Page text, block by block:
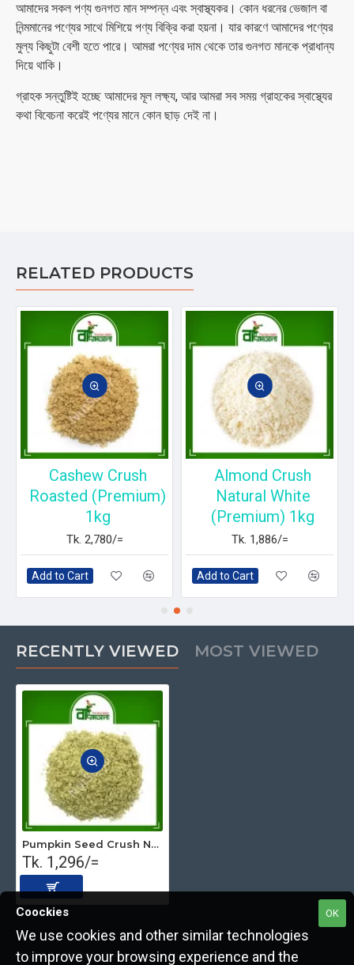
আমাদের সকল পণ্য গুনগত মান সম্পন্ন এবং স্বাস্থ্যকর। কোন ধরনের ভেজাল বা
নিন্মমানের পণ্যের সাথে মিশিয়ে পণ্য বিক্রি করা হয়না। যার কারণে আমাদের পণ্যের
মুল্য কিছুটা বেশী হতে পারে। আমরা পণ্যের দাম থেকে তার গুনগত মানকে প্রাধান্য
দিয়ে থাকি।
গ্রাহক সন্তুষ্টিই হচ্ছে আমাদের মূল লক্ষ্য, আর আমরা সব সময় গ্রাহকের স্বাস্থ্যের
কথা বিবেচনা করেই পণ্যের মানে কোন ছাড় দেই না।
RELATED PRODUCTS
Cashew Crush
Roasted (Premium)
1kg
Tk. 2,780/=
Add to Cart
Almond Crush
Natural White
(Premium) 1kg
Tk. 1,886/=
Add to Cart
RECENTLY VIEWED MOST VIEWED
Pumpkin Seed Crush Natural (Premium) 1kg
Tk. 1,296/=
Copyright © 2022, The Nut Seller, All Rights Reserved.
OK
Coockies
We use cookies and other similar technologies
to improve your browsing experience and the